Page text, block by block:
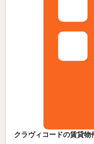
クラヴィコードの賃貸物